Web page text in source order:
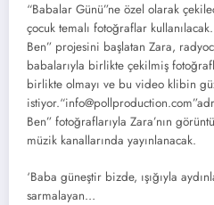
“Babalar Günü”ne özel olarak
çocuk temalı fotoğraflar
Ben” projesini başlatan Zara,
babalarıyla birlikte çekilmiş
birlikte olmayı ve bu video klibin
Ben” fotoğraflarıyla Zara’nın
müzik kanallarında yayınlanacak.
‘Baba güneştir bizde, ışığıyla
sarmalayan…